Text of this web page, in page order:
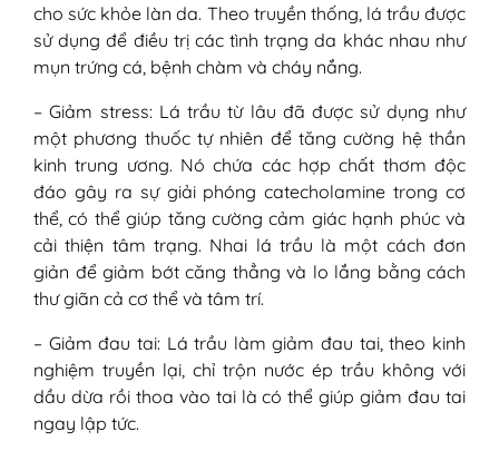
cho sức khỏe làn da. Theo truyền thống, lá trầu được
sử dụng để điều trị các tình trạng da khác nhau như
mụn trứng cá, bệnh chàm và cháy nắng.
– Giảm stress: Lá trầu từ lâu đã được sử dụng như
một phương thuốc tự nhiên để tăng cường hệ thần
kinh trung ương. Nó chứa các hợp chất thơm độc
đáo gây ra sự giải phóng catecholamine trong cơ
thể, có thể giúp tăng cường cảm giác hạnh phúc và
cải thiện tâm trạng. Nhai lá trầu là một cách đơn
giản để giảm bớt căng thẳng và lo lắng bằng cách
thư giãn cả cơ thể và tâm trí.
– Giảm đau tai: Lá trầu làm giảm đau tai, theo kinh
nghiệm truyền lại, chỉ trộn nước ép trầu không với
dầu dừa rồi thoa vào tai là có thể giúp giảm đau tai
ngay lập tức.